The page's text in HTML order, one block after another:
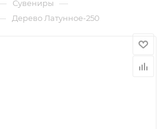
Сувениры —
Дерево Латунное-250